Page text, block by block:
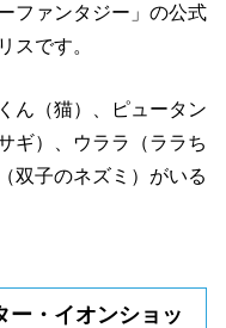
ファンタジー」の公式
スです。
ん（猫）、ピュータン
ギ）、ウララ（ララち
双子のネズミ）がいる
ー・イオンショッ